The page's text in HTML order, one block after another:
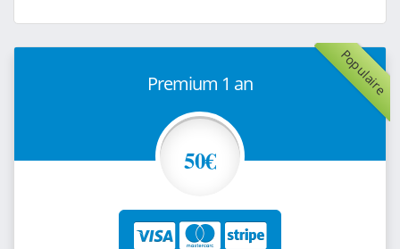
Populaire
Premium 1 an
50€